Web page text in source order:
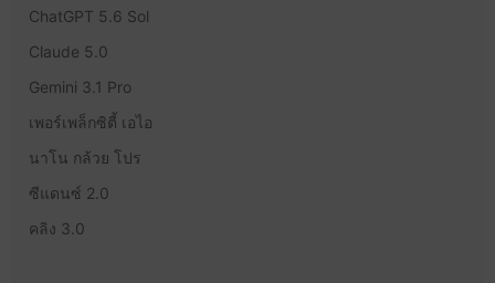
ChatGPT 5.6 Sol
Claude 5.0
Gemini 3.1 Pro
เพอร์เพล็กซิตี้ เอไอ
นาโน กล้วย โปร
ซีแดนซ์ 2.0
คลิง 3.0